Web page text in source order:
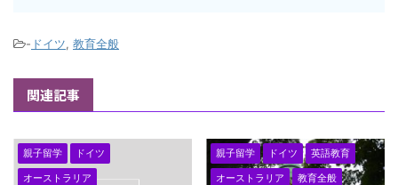
- ドイツ, 教育全般
関連記事
親子留学
ドイツ
オーストラリア
親子留学 ドイツ
英語教育
オーストラリア
教育全般